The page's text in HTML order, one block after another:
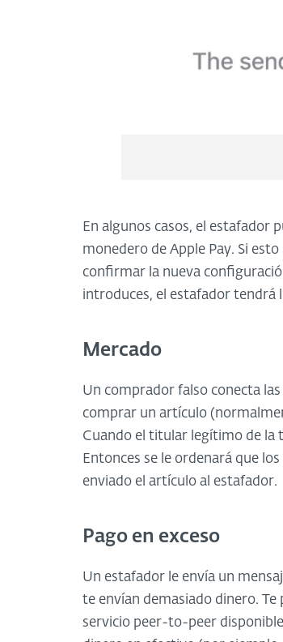
En algunos casos, el estafador
monedero de Apple Pay. Si
confirmar la nueva
introduces, el estafador tendrá
Mercado
Un comprador falso conecta
comprar un artículo
Cuando el titular legítimo de la
Entonces se le ordenará que
enviado el artículo al estafador.
Pago en exceso
Un estafador le envía un
te envían demasiado dinero. Te
servicio peer-to-peer